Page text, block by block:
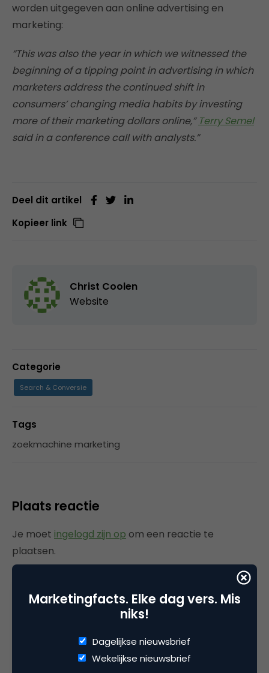
worden uitgegeven aan online advertising en
marketing:
“This was also the year in which we witnessed the
beginning of a tipping point in advertising in which
marketers address the continued shift in
consumers’ changing media habits by investing
more of their marketing dollars online,” Terry Semel
said in a conference call with analysts.”
Deel dit artikel
Kopieer link
Christ Coolen
Website
Categorie
Search & Conversie
Tags
zoekmachine marketing
Plaats reactie
Je moet ingelogd zijn op om een reactie te
plaatsen.
Gerelateerde artikelen
2 overschatte SEO KPI’s [+ 2
cijfers die wél je succes
Marketingfacts. Elke dag vers. Mis
niks!
Dagelijkse nieuwsbrief
Wekelijkse nieuwsbrief